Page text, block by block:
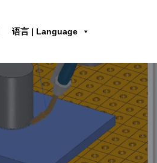
语言 | Language